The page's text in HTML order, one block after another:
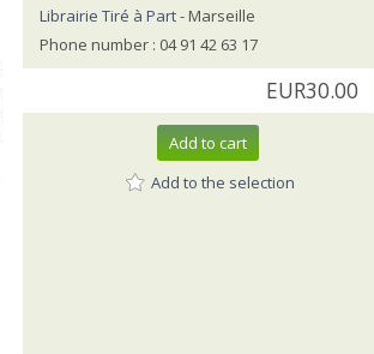
Librairie Tiré à Part- Marseille
Phone number : 04 91 42 63 17
EUR30.00
Add to cart
Add to the selection